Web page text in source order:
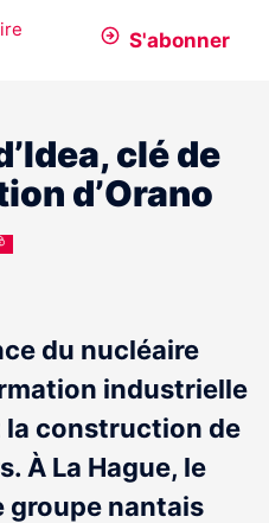
S'abonner
clé de
d’Orano
du nucléaire
industrielle
la construction de
À La Hague, le
groupe nantais